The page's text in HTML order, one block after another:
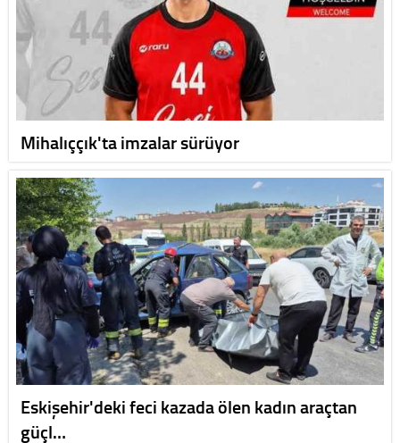
Mihalıççık'ta imzalar sürüyor
Eskişehir'deki feci kazada ölen kadın araçtan
güçl…